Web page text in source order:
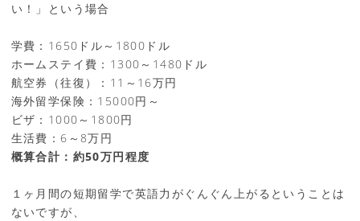
い！」という場合
学費：1650ドル～1800ドル
ホームステイ費：1300～1480ドル
航空券（往復）：11～16万円
海外留学保険：15000円～
ビザ：1000～1800円
生活費：6～8万円
概算合計：約50万円程度
１ヶ月間の短期留学で英語力がぐんぐん上がるということは
ないですが、